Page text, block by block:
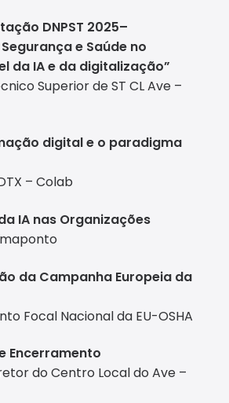
DNPST 2025–
e Saúde no
da IA e da digitalização”
Superior de ST CL Ave –
digital e o paradigma
– Colab
IA nas Organizações
da Campanha Europeia da
Focal Nacional da EU-OSHA
Encerramento
do Centro Local do Ave –